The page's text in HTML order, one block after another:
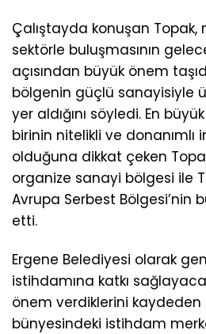
Çalıştayda konuşan Topak,
sektörle buluşmasının
açısından büyük önem
bölgenin güçlü sanayisiyle
yer aldığını söyledi. En
birinin nitelikli ve donanımlı
olduğuna dikkat çeken
organize sanayi bölgesi ile
Avrupa Serbest Bölgesi’nin
etti.
Ergene Belediyesi olarak
istihdamına katkı
önem verdiklerini kaydeden
bünyesindeki istihdam